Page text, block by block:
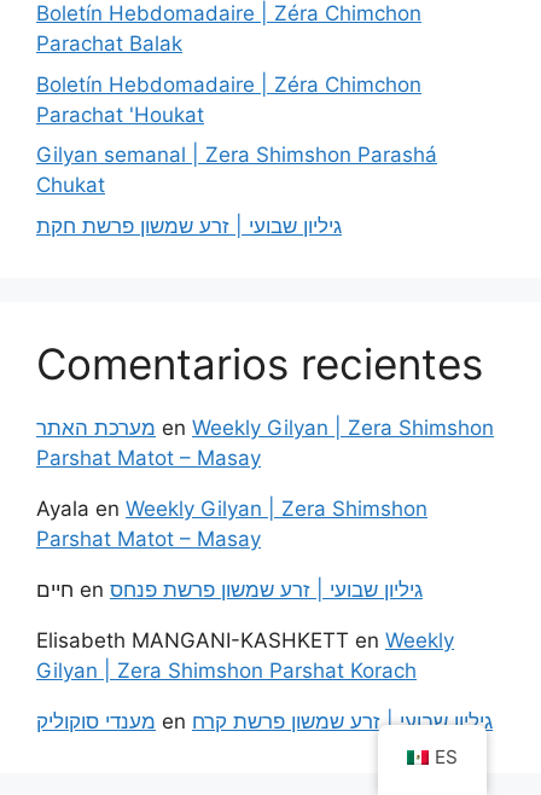
Boletín Hebdomadaire | Zéra Chimchon
Parachat Balak
Boletín Hebdomadaire | Zéra Chimchon
Parachat 'Houkat
Gilyan semanal | Zera Shimshon Parashá
Chukat
גיליון שבועי | זרע שמשון פרשת חקת
Comentarios recientes
מערכת האתר en Weekly Gilyan | Zera Shimshon
Parshat Matot – Masay
Ayala en Weekly Gilyan | Zera Shimshon
Parshat Matot – Masay
חיים en גיליון שבועי | זרע שמשון פרשת פנחס
Elisabeth MANGANI-KASHKETT en Weekly
Gilyan | Zera Shimshon Parshat Korach
מענדי סוקוליק en גיליון שבועי | זרע שמשון פרשת קרח
ES